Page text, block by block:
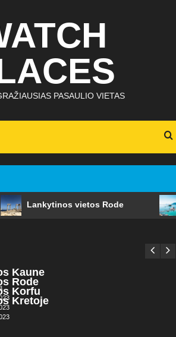
PASAULIO VIETAS
Lankytinos vietos Rode
Kaune
Rode
Korfu
Kretoje